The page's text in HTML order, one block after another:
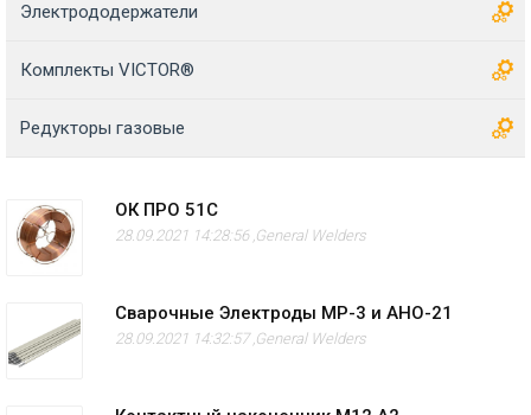
Электрододержатели
Комплекты VICTOR®
Редукторы газовые
ОК ПРО 51С
28.09.2021 14:28:56 ,General Welders
Сварочные Электроды МР-3 и АНО-21
28.09.2021 14:32:57 ,General Welders